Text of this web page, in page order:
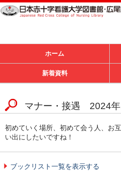
ホーム
新着資料
マナー・接遇 2024年
初めていく場所、初めて会う人、お
い出にしたいですね！
ブックリスト一覧を表示する